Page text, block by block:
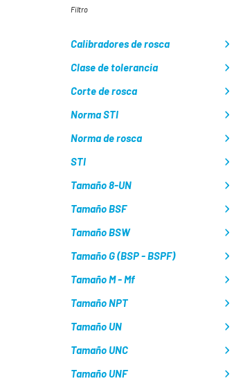
Filtro
Calibradores de rosca
Clase de tolerancia
Corte de rosca
Norma STI
Norma de rosca
STI
Tamaño 8-UN
Tamaño BSF
Tamaño BSW
Tamaño G (BSP - BSPF)
Tamaño M - Mf
Tamaño NPT
Tamaño UN
Tamaño UNC
Tamaño UNF